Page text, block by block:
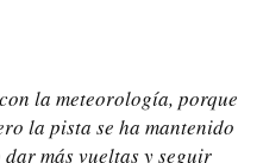
la meteorología, porque
la pista se ha mantenido
más vueltas y seguir